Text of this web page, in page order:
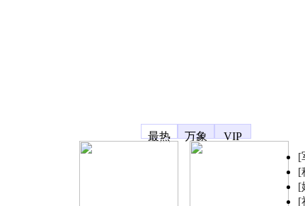
最热
万象
VIP
[
[
[
[